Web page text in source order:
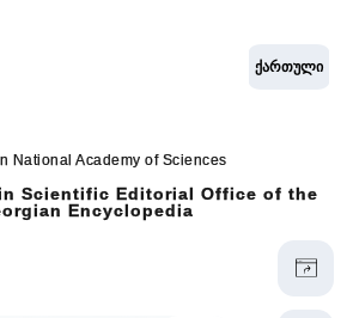
National Academy of Sciences
Scientific Editorial Office of the
Encyclopedia
ქართული